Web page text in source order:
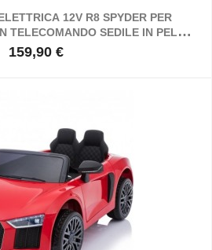
12V R8 SPYDER PER
TELECOMANDO SEDILE IN PELLE
GIALLA
Prezzo
159,90 €